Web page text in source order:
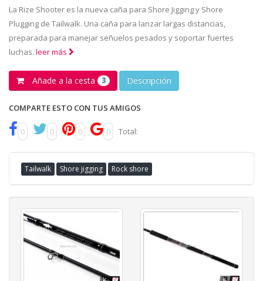
La Rize Shooter es la nueva caña para Shore Jigging y Shore
Plugging de Tailwalk. Una caña para lanzar largas distancias,
preparada para manejar señuelos pesados y soportar fuertes
luchas. leer más
Añade a la cesta 3 Descripción
COMPARTE ESTO CON TUS AMIGOS
0 0 0 0 Total:
Tailwalk Shore jigging Rock shore